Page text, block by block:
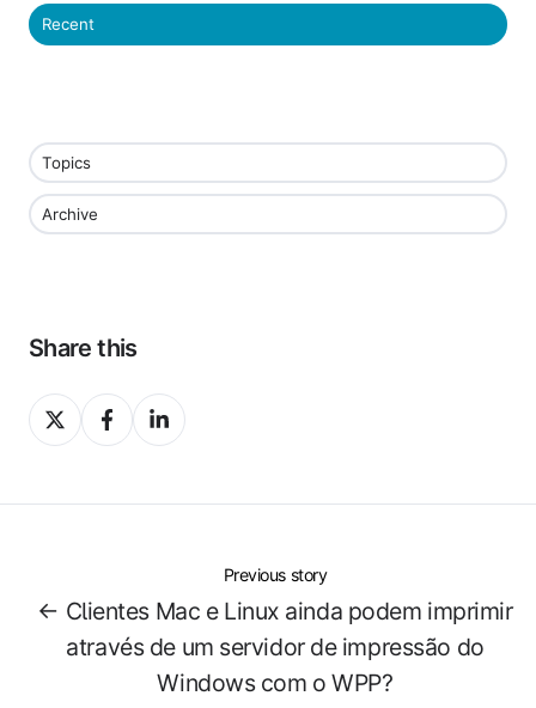
Recent
Topics
Archive
Share this
Share
on
Share
on
Share
on
Previous story
← Clientes Mac e Linux ainda podem imprimir
através de um servidor de impressão do
Windows com o WPP?